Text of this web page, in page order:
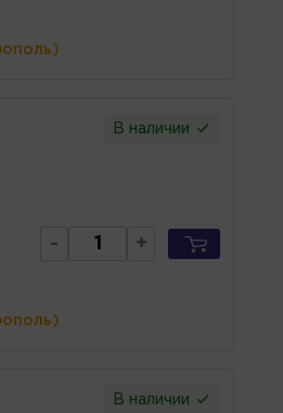
В наличии
- +
В наличии